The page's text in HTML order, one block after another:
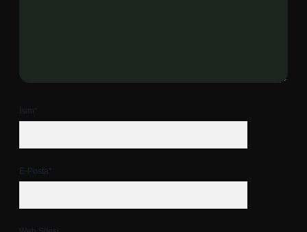
İsim*
E-Posta*